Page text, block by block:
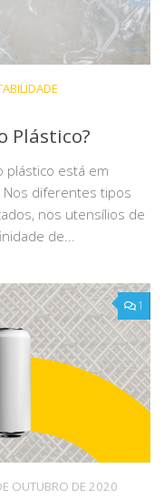
Plástico?
plástico está em
diferentes tipos
nos utensílios de
de...
1
OUTUBRO DE 2020